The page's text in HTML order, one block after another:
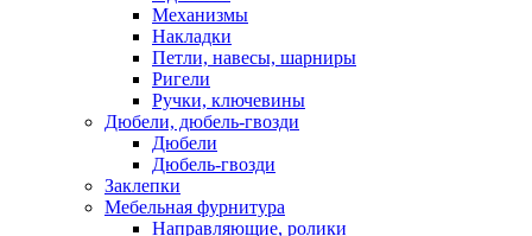
Механизмы
Накладки
Петли, навесы, шарниры
Ригели
Ручки, ключевины
Дюбели, дюбель-гвозди
Дюбели
Дюбель-гвозди
Заклепки
Мебельная фурнитура
Направляющие, ролики